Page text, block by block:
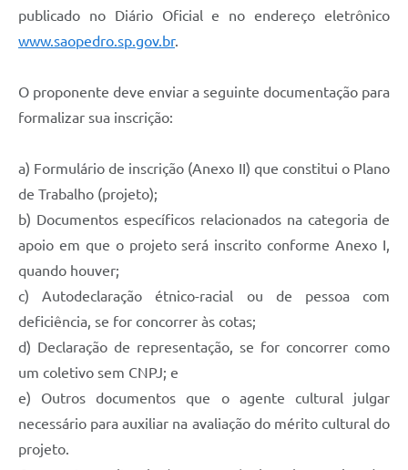
publicado no Diário Oficial e no endereço eletrônico
www.saopedro.sp.gov.br.
O proponente deve enviar a seguinte documentação para
formalizar sua inscrição:
a) Formulário de inscrição (Anexo II) que constitui o Plano
de Trabalho (projeto);
b) Documentos específicos relacionados na categoria de
apoio em que o projeto será inscrito conforme Anexo I,
quando houver;
c) Autodeclaração étnico-racial ou de pessoa com
deficiência, se for concorrer às cotas;
d) Declaração de representação, se for concorrer como
um coletivo sem CNPJ; e
e) Outros documentos que o agente cultural julgar
necessário para auxiliar na avaliação do mérito cultural do
projeto.